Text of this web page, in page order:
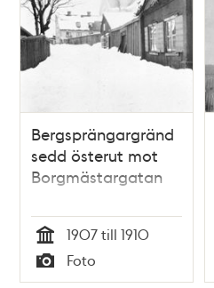
Bergsprängargränd
sedd österut mot
Borgmästargatan
Tid
1907 till 1910
Typ
Foto